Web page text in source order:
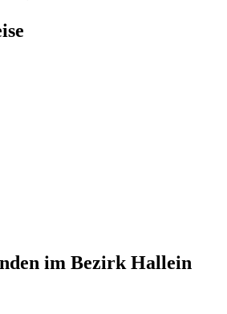
im Bezirk Hallein